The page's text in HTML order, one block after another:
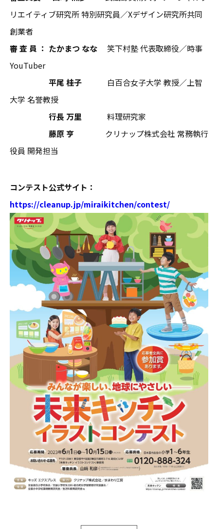
リエイティブ研究所 特別研究員／Xデザイン研究所共同
創業者
審 査 員 ： たかまつ なな 笑下村塾 代表取締役／時事
YouTuber
平尾 桂子 白百合女子大学 教授／上智
大学 名誉教授
行長 万里 料理研究家
藤原 亨 クリナップ株式会社 常務執行
役員 開発担当
コンテスト公式サイト：
https://cleanup.jp/miraikitchen/contest/